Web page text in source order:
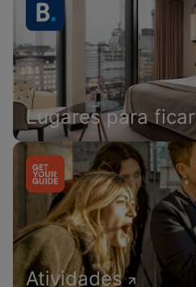
Lugares para ficar
Atividades